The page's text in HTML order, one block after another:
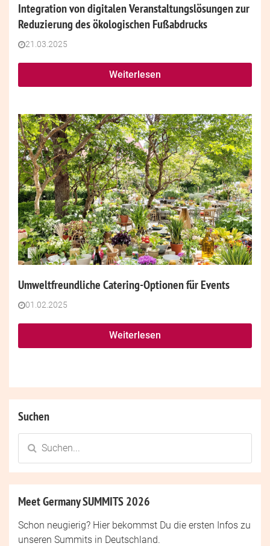
Integration von digitalen Veranstaltungslösungen zur
Reduzierung des ökologischen Fußabdrucks
21.03.2025
Weiterlesen
Umweltfreundliche Catering-Optionen für Events
01.02.2025
Weiterlesen
Suchen
Meet Germany SUMMITS 2026
Schon neugierig? Hier bekommst Du die ersten Infos zu
unseren Summits in Deutschland.